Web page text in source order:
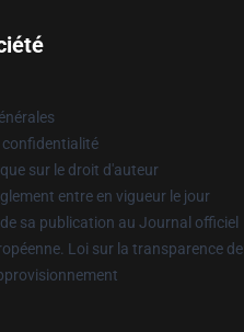
confidentialité
sur le droit d'auteur
entre en vigueur le jour
sa publication au Journal officiel
Loi sur la transparence de